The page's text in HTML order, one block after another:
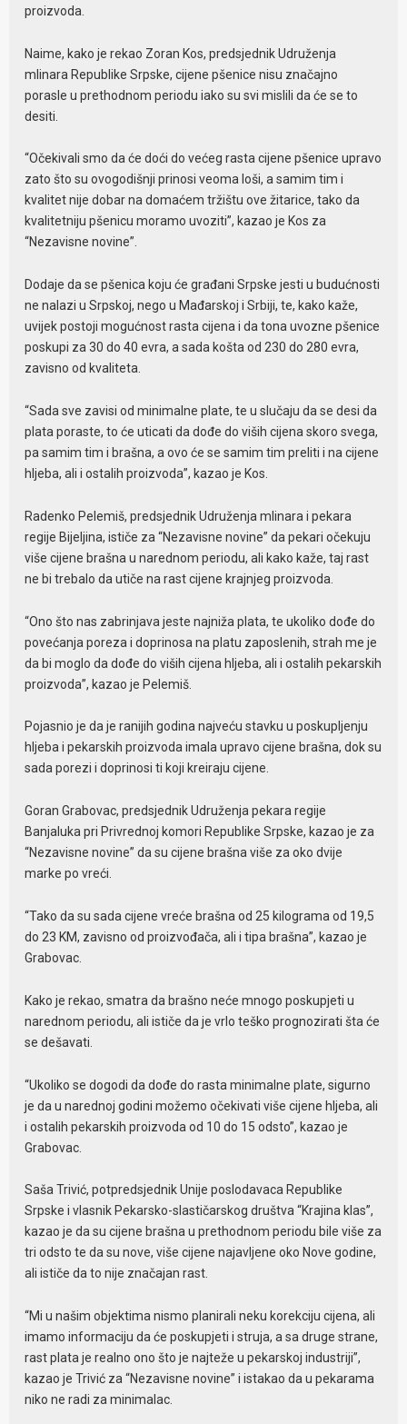
proizvoda.
Naime, kako je rekao Zoran Kos, predsjednik Udruženja
mlinara Republike Srpske, cijene pšenice nisu značajno
porasle u prethodnom periodu iako su svi mislili da će se to
desiti.
“Očekivali smo da će doći do većeg rasta cijene pšenice upravo
zato što su ovogodišnji prinosi veoma loši, a samim tim i
kvalitet nije dobar na domaćem tržištu ove žitarice, tako da
kvalitetniju pšenicu moramo uvoziti”, kazao je Kos za
“Nezavisne novine”.
Dodaje da se pšenica koju će građani Srpske jesti u budućnosti
ne nalazi u Srpskoj, nego u Mađarskoj i Srbiji, te, kako kaže,
uvijek postoji mogućnost rasta cijena i da tona uvozne pšenice
poskupi za 30 do 40 evra, a sada košta od 230 do 280 evra,
zavisno od kvaliteta.
“Sada sve zavisi od minimalne plate, te u slučaju da se desi da
plata poraste, to će uticati da dođe do viših cijena skoro svega,
pa samim tim i brašna, a ovo će se samim tim preliti i na cijene
hljeba, ali i ostalih proizvoda”, kazao je Kos.
Radenko Pelemiš, predsjednik Udruženja mlinara i pekara
regije Bijeljina, ističe za “Nezavisne novine” da pekari očekuju
više cijene brašna u narednom periodu, ali kako kaže, taj rast
ne bi trebalo da utiče na rast cijene krajnjeg proizvoda.
“Ono što nas zabrinjava jeste najniža plata, te ukoliko dođe do
povećanja poreza i doprinosa na platu zaposlenih, strah me je
da bi moglo da dođe do viših cijena hljeba, ali i ostalih pekarskih
proizvoda”, kazao je Pelemiš.
Pojasnio je da je ranijih godina najveću stavku u poskupljenju
hljeba i pekarskih proizvoda imala upravo cijene brašna, dok su
sada porezi i doprinosi ti koji kreiraju cijene.
Goran Grabovac, predsjednik Udruženja pekara regije
Banjaluka pri Privrednoj komori Republike Srpske, kazao je za
“Nezavisne novine” da su cijene brašna više za oko dvije
marke po vreći.
“Tako da su sada cijene vreće brašna od 25 kilograma od 19,5
do 23 KM, zavisno od proizvođača, ali i tipa brašna”, kazao je
Grabovac.
Kako je rekao, smatra da brašno neće mnogo poskupjeti u
narednom periodu, ali ističe da je vrlo teško prognozirati šta će
se dešavati.
“Ukoliko se dogodi da dođe do rasta minimalne plate, sigurno
je da u narednoj godini možemo očekivati više cijene hljeba, ali
i ostalih pekarskih proizvoda od 10 do 15 odsto”, kazao je
Grabovac.
Saša Trivić, potpredsjednik Unije poslodavaca Republike
Srpske i vlasnik Pekarsko-slastičarskog društva “Krajina klas”,
kazao je da su cijene brašna u prethodnom periodu bile više za
tri odsto te da su nove, više cijene najavljene oko Nove godine,
ali ističe da to nije značajan rast.
“Mi u našim objektima nismo planirali neku korekciju cijena, ali
imamo informaciju da će poskupjeti i struja, a sa druge strane,
rast plata je realno ono što je najteže u pekarskoj industriji”,
kazao je Trivić za “Nezavisne novine” i istakao da u pekarama
niko ne radi za minimalac.